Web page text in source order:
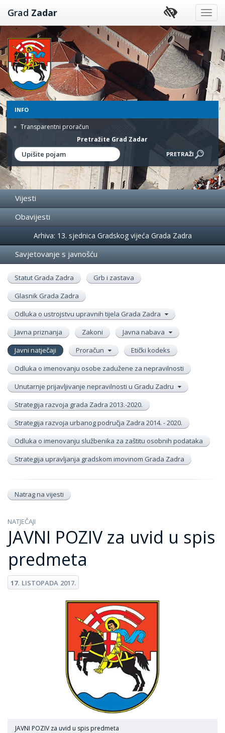
Preskoči
na
sadržaj
Grad Zadar
INFO
Transparentni proračun
Pretražite Grad Zadar
Vijesti
Obavijesti
Događanja
Arhiva: 13. sjednica Gradskog vijeća Grada Zadra
Savjetovanje s javnošću
Statut Grada Zadra
Grb i zastava
Glasnik Grada Zadra
Odluka o ustrojstvu upravnih tijela Grada Zadra
Javna priznanja
Zakoni
Javna nabava
Javni natječaji
Proračun
Etički kodeks
Odluka o imenovanju osobe zadužene za nepravilnosti
Unutarnje prijavljivanje nepravilnosti u Gradu Zadru
Strategija razvoja grada Zadra 2013.-2020.
Strategija razvoja urbanog područja Zadra 2014. - 2020.
Odluka o imenovanju službenika za zaštitu osobnih podataka
Strategija upravljanja gradskom imovinom Grada Zadra
Natrag na vijesti
NATJEČAJI
JAVNI POZIV za uvid u spis
predmeta
17. LISTOPADA 2017.
JAVNI POZIV za uvid u spis predmeta